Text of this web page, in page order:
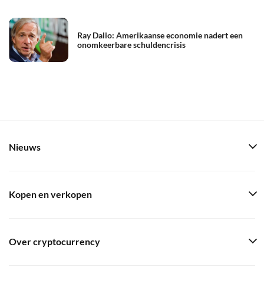
Ray Dalio: Amerikaanse economie nadert een
onomkeerbare schuldencrisis
Nieuws
Kopen en verkopen
Over cryptocurrency